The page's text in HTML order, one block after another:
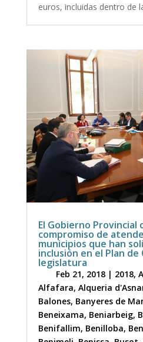
euros, incluidas dentro de
El Gobierno Provincial
compromiso de
municipios que han
inclusión en el Plan
legislatura
Feb 21, 2018| 2018,
Alfafara, Alqueria
Balones, Banyeres de
Beneixama, Beniarbeig,
Benifallim, Benilloba,